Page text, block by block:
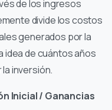
de los ingresos
divide los costos
generados por la
idea de cuántos años
inversión.
Inicial / Ganancias